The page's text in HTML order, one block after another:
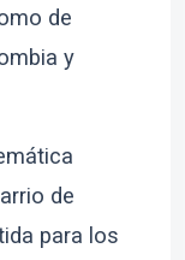
de
y
de
para los